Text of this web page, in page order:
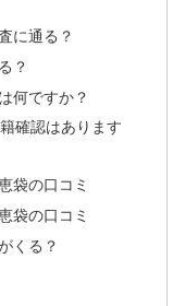
に通る？
？
何ですか？
確認はあります
袋の口コミ
袋の口コミ
くる？